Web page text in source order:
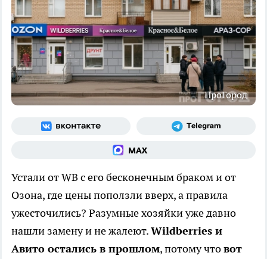
ПроГород
Устали от WB с его бесконечным браком и от
Озона, где цены поползли вверх, а правила
ужесточились? Разумные хозяйки уже давно
нашли замену и не жалеют.Wildberries и
Авито остались в прошлом, потому чтовот